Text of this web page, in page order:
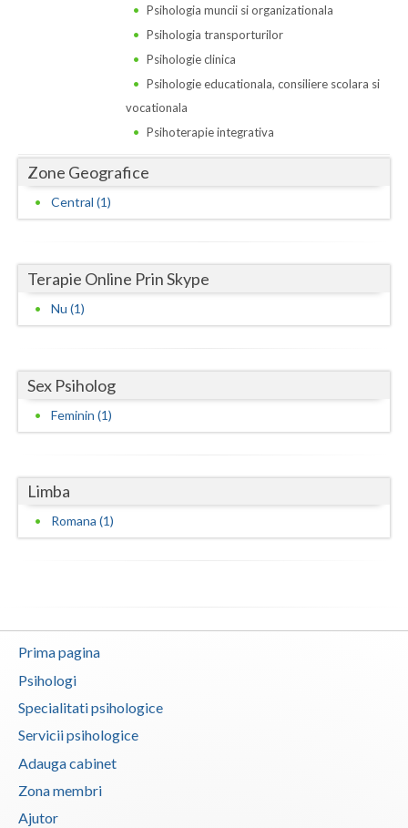
Hunedoara
Iasi
Ilfov
Maramures
Mehedinti
Neamt
Sibiu
Teleorman
Timis
Psihologia muncii si organizationala
Psihologia transporturilor
Psihologie clinica
Psihologie educationala, consiliere scolara si
vocationala
Psihoterapie integrativa
Zone Geografice
Central (1)
Terapie Online Prin Skype
Nu (1)
Sex Psiholog
Feminin (1)
Limba
Romana (1)
Prima pagina
Psihologi
Specialitati psihologice
Servicii psihologice
Adauga cabinet
Zona membri
Ajutor